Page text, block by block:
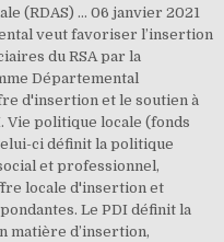
(RDAS) ... 06 janvier 2021
veut favoriser l’insertion
du RSA par la
Départemental
d'insertion et le soutien à
Vie politique locale (fonds
ci définit la politique
et professionnel,
locale d'insertion et
Le PDI définit la
matière d’insertion,